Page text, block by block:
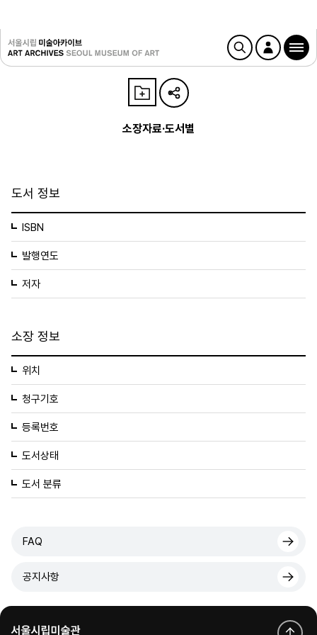
소장자료·도서별
도서 정보
ISBN
발행연도
저자
소장 정보
위치
청구기호
등록번호
도서상태
도서 분류
FAQ
공지사항